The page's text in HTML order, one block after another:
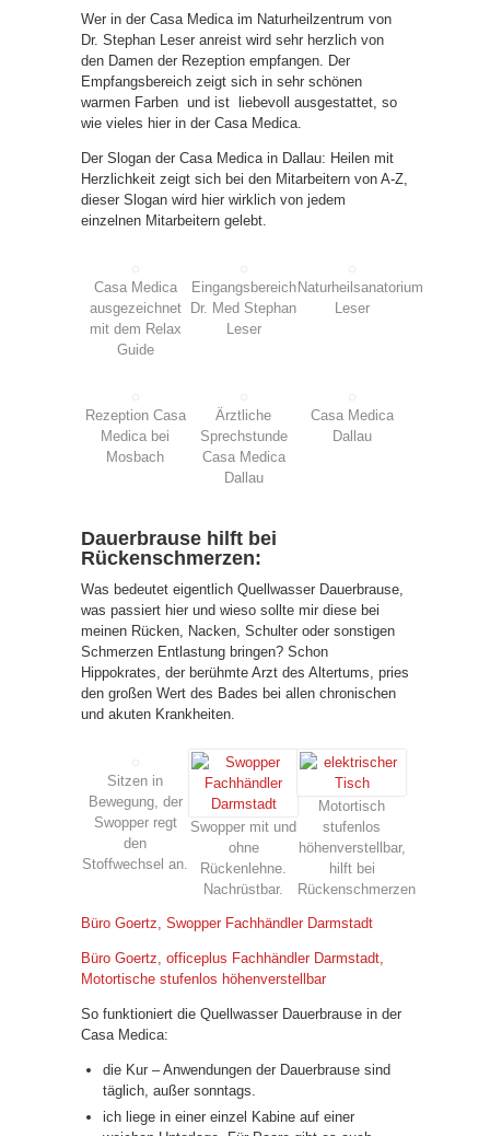
Wer in der Casa Medica im Naturheilzentrum von
Dr. Stephan Leser anreist wird sehr herzlich von
den Damen der Rezeption empfangen. Der
Empfangsbereich zeigt sich in sehr schönen
warmen Farben und ist liebevoll ausgestattet, so
wie vieles hier in der Casa Medica.
Der Slogan der Casa Medica in Dallau: Heilen mit
Herzlichkeit zeigt sich bei den Mitarbeitern von A-Z,
dieser Slogan wird hier wirklich von jedem
einzelnen Mitarbeitern gelebt.
Casa Medica
ausgezeichnet
mit dem Relax
Guide
Eingangsbereich
Dr. Med Stephan
Leser
Naturheilsanatorium
Leser
Rezeption Casa
Medica bei
Mosbach
Ärztliche
Sprechstunde
Casa Medica
Dallau
Casa Medica
Dallau
Dauerbrause hilft bei
Rückenschmerzen:
Was bedeutet eigentlich Quellwasser Dauerbrause,
was passiert hier und wieso sollte mir diese bei
meinen Rücken, Nacken, Schulter oder sonstigen
Schmerzen Entlastung bringen? Schon
Hippokrates, der berühmte Arzt des Altertums, pries
den großen Wert des Bades bei allen chronischen
und akuten Krankheiten.
Sitzen in
Bewegung, der
Swopper regt
den
Stoffwechsel an.
Swopper mit und
ohne
Rückenlehne.
Nachrüstbar.
Motortisch
stufenlos
höhenverstellbar,
hilft bei
Rückenschmerzen
Büro Goertz, Swopper Fachhändler Darmstadt
Büro Goertz, officeplus Fachhändler Darmstadt,
Motortische stufenlos höhenverstellbar
So funktioniert die Quellwasser Dauerbrause in der
Casa Medica:
die Kur – Anwendungen der Dauerbrause sind
täglich, außer sonntags.
ich liege in einer einzel Kabine auf einer